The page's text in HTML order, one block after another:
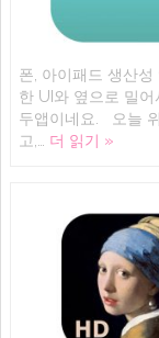
폰, 아이패드 생산
한 UI와 옆으로 밀
두앱이네요. 오늘
고,… 더 읽기 »